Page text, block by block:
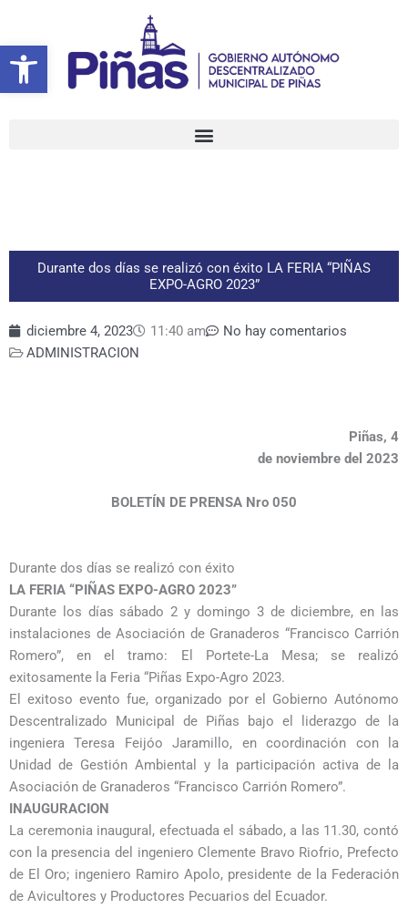
Abrir barra de herramientas
contenido
Durante dos días se realizó con éxito LA FERIA “PIÑAS
EXPO-AGRO 2023”
diciembre 4, 2023 11:40 am
No hay comentarios
ADMINISTRACION
Piñas, 4
de noviembre del 2023
BOLETÍN DE PRENSA Nro 050
Durante dos días se realizó con éxito
LA FERIA “PIÑAS EXPO-AGRO 2023”
Durante los días sábado 2 y domingo 3 de diciembre, en las
instalaciones de Asociación de Granaderos “Francisco Carrión
Romero”, en el tramo: El Portete-La Mesa; se realizó
exitosamente la Feria “Piñas Expo-Agro 2023.
El exitoso evento fue, organizado por el Gobierno Autónomo
Descentralizado Municipal de Piñas bajo el liderazgo de la
ingeniera Teresa Feijóo Jaramillo, en coordinación con la
Unidad de Gestión Ambiental y la participación activa de la
Asociación de Granaderos “Francisco Carrión Romero”.
INAUGURACION
La ceremonia inaugural, efectuada el sábado, a las 11.30, contó
con la presencia del ingeniero Clemente Bravo Riofrio, Prefecto
de El Oro; ingeniero Ramiro Apolo, presidente de la Federación
de Avicultores y Productores Pecuarios del Ecuador.